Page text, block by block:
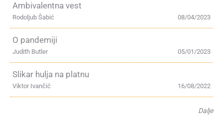
Ambivalentna vest
08/04/2023
Rodoljub Šabić
O pandemiji
05/01/2023
Judith Butler
Slikar hulja na platnu
16/08/2022
Viktor Ivančić
Dalje